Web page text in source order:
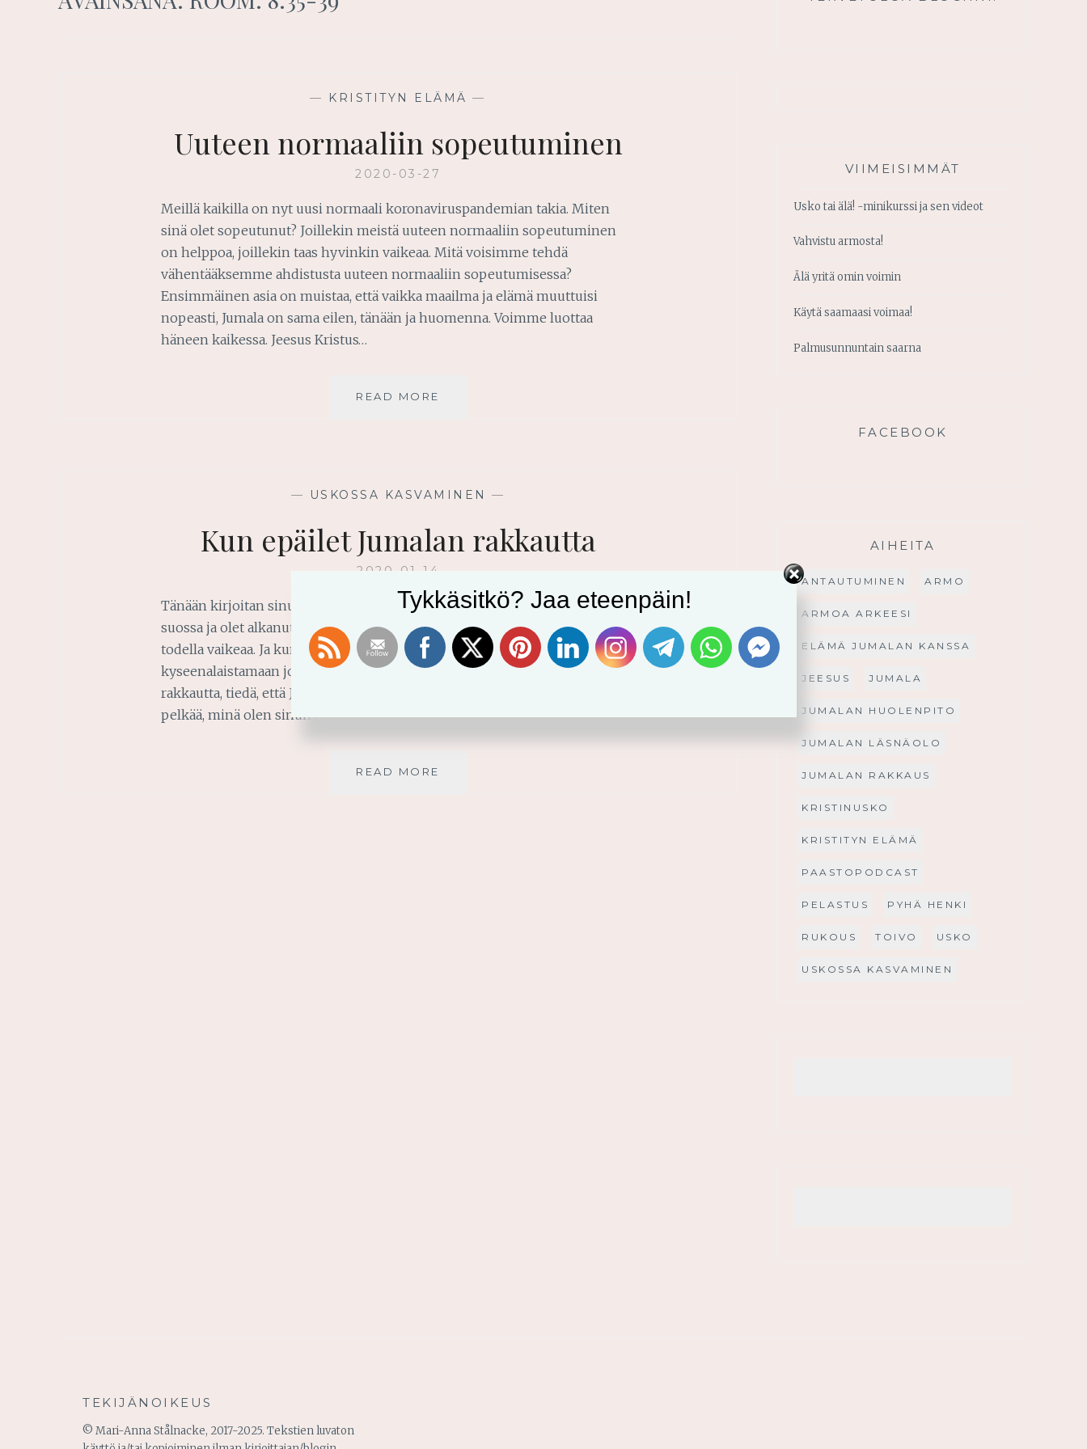
— KRISTITYN ELÄMÄ —
Uuteen normaaliin sopeutuminen
2020-03-27
Meillä kaikilla on nyt uusi normaali koronaviruspandemian takia. Miten
sinä olet sopeutunut? Joillekin meistä uuteen normaaliin sopeutuminen
on helppoa, joillekin taas hyvinkin vaikeaa. Mitä voisimme tehdä
vähentääksemme ahdistusta uuteen normaaliin sopeutumisessa?
Ensimmäinen asia on muistaa, että vaikka maailma ja elämä muuttuisi
nopeasti, Jumala on sama eilen, tänään ja huomenna. Voimme luottaa
häneen kaikessa. Jeesus Kristus…
READ MORE
— USKOSSA KASVAMINEN —
Kun epäilet Jumalan rakkautta
2020-01-14
Tänään kirjoitan sinulle, joka olet väsyksiin asti rämpinyt haasteiden
suossa ja olet alkanut epäillä Jumalan rakkautta. Tiedän, että elämä voi olla
todella vaikeaa. Ja kun asiat jatkuvat vuosi tolkulla, alamme
kyseenalaistamaan jopa elämämme perustuksia. Kun epäilet Jumalan
rakkautta, tiedä, että Jumalan väkevä rakkaus tukee sinua silloinkin. – Älä
pelkää, minä olen sinun kanssasi! Älä arkana…
READ MORE
VIIMEISIMMÄT
Usko tai älä! -minikurssi ja sen videot
Vahvistu armosta!
Älä yritä omin voimin
Käytä saamaasi voimaa!
Palmusunnuntain saarna
FACEBOOK
AIHEITA
ANTAUTUMINEN ARMO
ARMOA ARKEESI
ELÄMÄ JUMALAN KANSSA
JEESUS JUMALA
JUMALAN HUOLENPITO
JUMALAN LÄSNÄOLO
JUMALAN RAKKAUS
KRISTINUSKO
KRISTITYN ELÄMÄ
PAASTOPODCAST
PELASTUS PYHÄ HENKI
RUKOUS TOIVO USKO
USKOSSA KASVAMINEN
TEKIJÄNOIKEUS
© Mari-Anna Stålnacke, 2017-2025. Tekstien luvaton
Tykkäsitkö? Jaa eteenpäin!